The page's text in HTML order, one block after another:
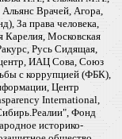
Врачей, Агора,
За права человека,
Московская
Русь Сидящая,
ИАЦ Сова, Союз
с коррупцией (ФБК),
Центр
International,
Фонд
историко-